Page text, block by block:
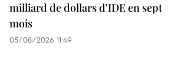
milliard de dollars d'IDE en sept
mois
05/08/2026 11:49